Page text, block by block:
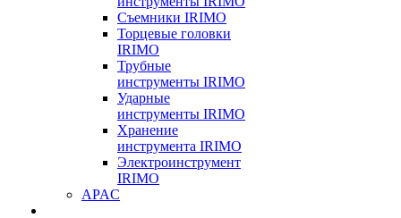
Съемники IRIMO
Торцевые головки
IRIMO
Трубные
инструменты IRIMO
Ударные
инструменты IRIMO
Хранение
инструмента IRIMO
Электроинструмент
IRIMO
APAC